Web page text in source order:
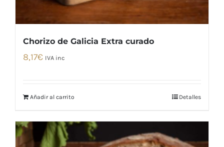
Chorizo de Galicia Extra curado
8,17€ IVA inc
Añadir al carrito Detalles